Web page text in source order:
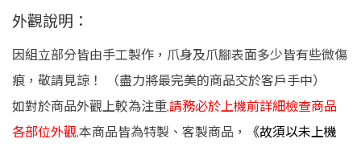
外觀說明：
因組立部分皆由手工製作，爪身及爪腳表面多少皆有些微傷
痕，敬請見諒！ （盡力將最完美的商品交於客戶手中）
如對於商品外觀上較為注重,請務必於上機前詳細檢查商品
各部位外觀,本商品皆為特製、客製商品，
《故須以未上機